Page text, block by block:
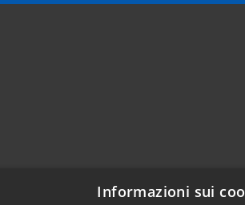
Email:
Informazioni sui